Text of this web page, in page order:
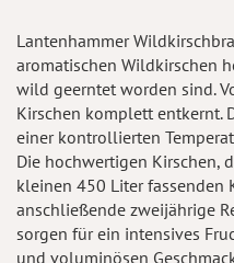
Lantenhammer
aromatischen Wildkirschen
wild geerntet worden sind.
Kirschen komplett entkernt.
einer kontrollierten
Die hochwertigen Kirschen,
kleinen 450 Liter fassenden
anschließende zweijährige
sorgen für ein intensives
und voluminösen